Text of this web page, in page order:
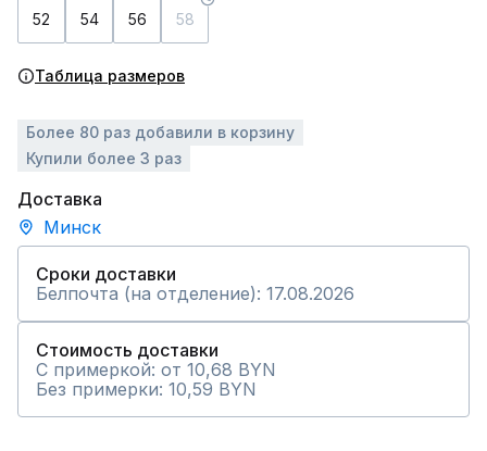
52 54 56 58
Таблица размеров
Более 80 раз добавили в корзину
Купили более 3 раз
Доставка
Минск
Сроки доставки
Белпочта (на отделение): 17.08.2026
Стоимость доставки
С примеркой: от 10,68 BYN
Без примерки: 10,59 BYN